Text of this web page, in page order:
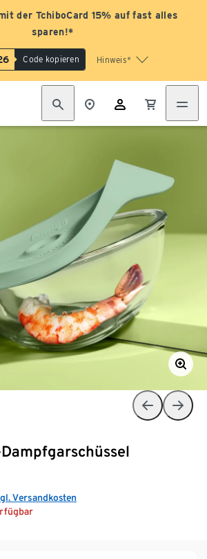
der TchiboCard 15% auf fast alles
sparen!*
Code kopieren Hinweis*
Versandkosten